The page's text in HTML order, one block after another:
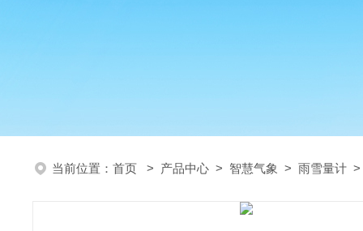
当前位置： 首页 > 产品中心 > 智慧气象 > 雨雪量计 >